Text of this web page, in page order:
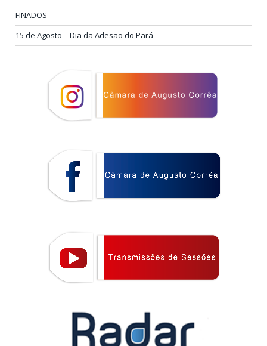
FINADOS
15 de Agosto – Dia da Adesão do Pará